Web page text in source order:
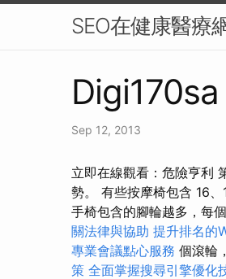
SEO在健康醫療
Digi170sa
Sep 12, 2013
立即在線觀看：危險亨利
勢。 有些按摩椅包含 16
手椅包含的腳輪越多，每
關法律與協助 提升排名的
專業會議點心服務 個滾輪
策 全面掌握搜尋引擎優化